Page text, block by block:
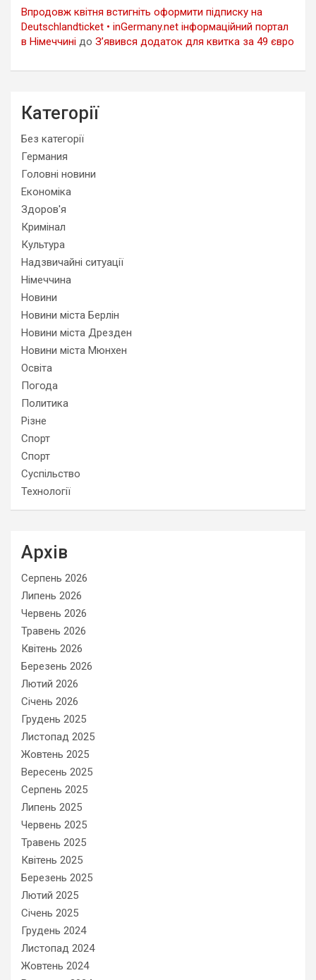
Впродовж квітня встигніть оформити підписку на
Deutschlandticket • inGermany.net інформаційний портал
в Німеччині до З’явився додаток для квитка за 49 євро
Категорії
Без категорії
Германия
Головні новини
Економіка
Здоров'я
Кримінал
Культура
Надзвичайні ситуації
Німеччина
Новини
Новини міста Берлін
Новини міста Дрезден
Новини міста Мюнхен
Освіта
Погода
Политика
Різне
Спорт
Спорт
Суспільство
Технології
Архів
Серпень 2026
Липень 2026
Червень 2026
Травень 2026
Квітень 2026
Березень 2026
Лютий 2026
Січень 2026
Грудень 2025
Листопад 2025
Жовтень 2025
Вересень 2025
Серпень 2025
Липень 2025
Червень 2025
Травень 2025
Квітень 2025
Березень 2025
Лютий 2025
Січень 2025
Грудень 2024
Листопад 2024
Жовтень 2024